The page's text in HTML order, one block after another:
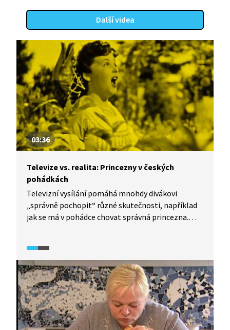
Další videa
03:36
Televize vs. realita: Princezny v českých
pohádkách
Televizní vysílání pomáhá mnohdy divákovi
„správně pochopit“ různé skutečnosti, například
jak se má v pohádce chovat správná princezna.
TeleRevize 2.0.